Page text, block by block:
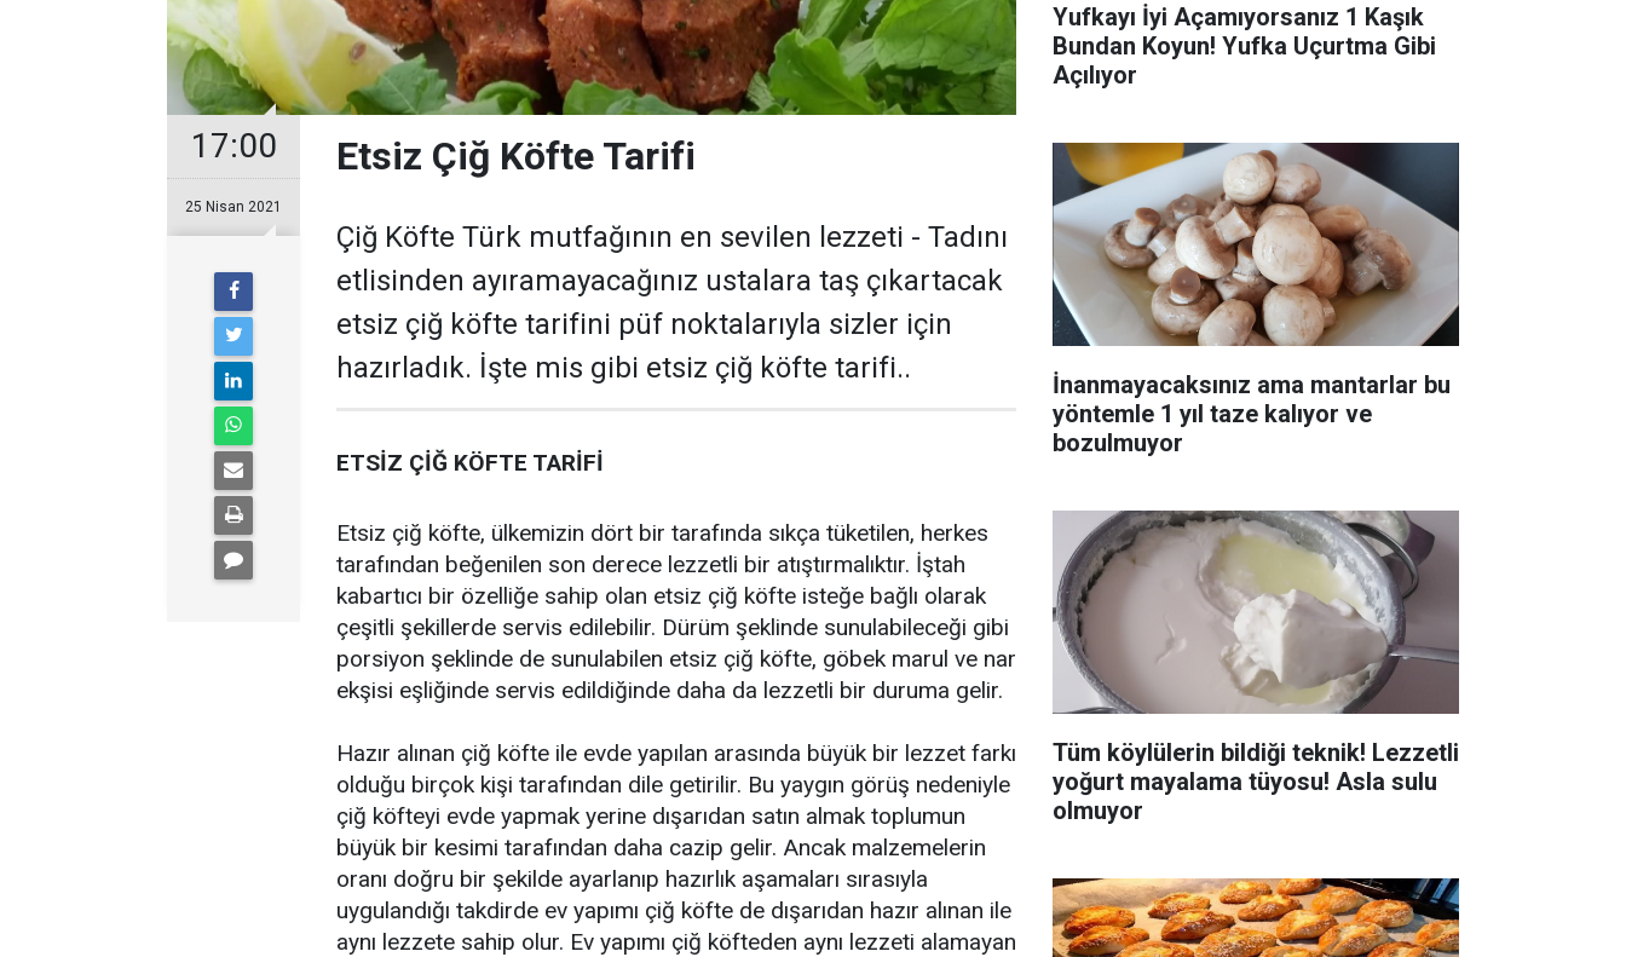
17:00
25 Nisan 2021
Etsiz Çiğ Köfte Tarifi
Çiğ Köfte Türk mutfağının en sevilen lezzeti - Tadını
etlisinden ayıramayacağınız ustalara taş çıkartacak
etsiz çiğ köfte tarifini püf noktalarıyla sizler için
hazırladık. İşte mis gibi etsiz çiğ köfte tarifi..
ETSİZ ÇİĞ KÖFTE TARİFİ
Etsiz çiğ köfte, ülkemizin dört bir tarafında sıkça tüketilen, herkes
tarafından beğenilen son derece lezzetli bir atıştırmalıktır. İştah
kabartıcı bir özelliğe sahip olan etsiz çiğ köfte isteğe bağlı olarak
çeşitli şekillerde servis edilebilir. Dürüm şeklinde sunulabileceği gibi
porsiyon şeklinde de sunulabilen etsiz çiğ köfte, göbek marul ve nar
ekşisi eşliğinde servis edildiğinde daha da lezzetli bir duruma gelir.
Hazır alınan çiğ köfte ile evde yapılan arasında büyük bir lezzet farkı
olduğu birçok kişi tarafından dile getirilir. Bu yaygın görüş nedeniyle
çiğ köfteyi evde yapmak yerine dışarıdan satın almak toplumun
büyük bir kesimi tarafından daha cazip gelir. Ancak malzemelerin
oranı doğru bir şekilde ayarlanıp hazırlık aşamaları sırasıyla
uygulandığı takdirde ev yapımı çiğ köfte de dışarıdan hazır alınan ile
aynı lezzete sahip olur. Ev yapımı çiğ köfteden aynı lezzeti alamayan
Yufkayı İyi Açamıyorsanız 1 Kaşık
Bundan Koyun! Yufka Uçurtma Gibi
Açılıyor
İnanmayacaksınız ama mantarlar bu
yöntemle 1 yıl taze kalıyor ve
bozulmuyor
Tüm köylülerin bildiği teknik! Lezzetli
yoğurt mayalama tüyosu! Asla sulu
olmuyor